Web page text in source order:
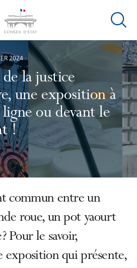
Ouvrir
de la justice
une exposition à
ou devant le
!
2024
commun entre un
roue, un pot yaourt
Pour le savoir,
exposition qui présente,